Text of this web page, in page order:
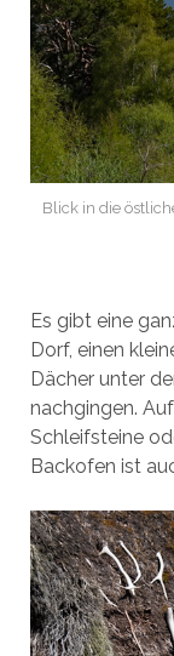
Blick in die
Es gibt eine
Dorf, einen
Dächer unter
nachgingen.
Schleifsteine
Backofen ist